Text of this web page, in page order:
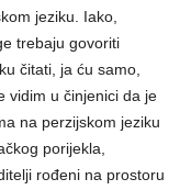
jeziku. Iako,
trebaju govoriti
čitati, ja ću samo,
vidim u činjenici da je
na perzijskom jeziku
porijekla,
rođeni na prostoru